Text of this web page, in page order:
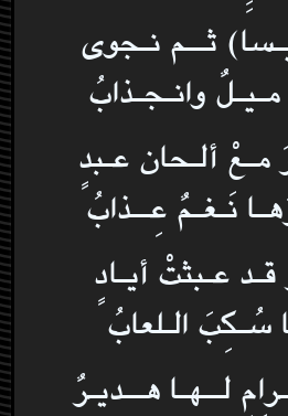
ثــم نـجوى
وانـجـذابُ
مـعْ ألـحان عـبدٍ
نَـغـمٌ عِــذابُ
عـبثتْ أيـادٍ
سُـكِبَ الـلعابُ
لــهـا هــديـرٌ